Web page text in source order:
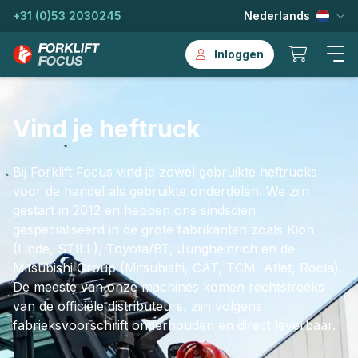
+31 (0)53 2030245 Nederlands
Inloggen
Vind je heftruck
Bij Forklift Focus vind je zowel gebruikte heftrucks
voor de handel als gebruikte onderdelen. We zijn
gestart in 2012 en hebben ons sindsdien
gespecialiseerd in de grote fabrikanten zoals Kion
(Linde, STILL), Toyota/BT, Jungheinrich en de
Mitsubishi Group (Mitsubishi, CAT, TCM, Atlet, Rocla).
De meeste van onze machines komen rechtstreeks
van de officiële distributeurs, zijn volgens
fabrieksvoorschrift onderhouden en direct leverbaar.